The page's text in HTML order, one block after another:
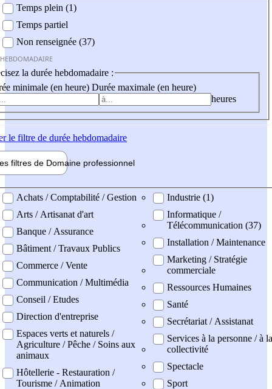
Temps plein (1)
Temps partiel
Non renseignée (37)
la durée hebdomadaire :
minimale (en heure) Durée maximale (en heure)
heures
le filtre de durée hebdomadaire
filtres de Domaine professionnel
professionel
Achats / Comptabilité / Gestion
Arts / Artisanat d'art
Banque / Assurance
Bâtiment / Travaux Publics
Commerce / Vente
Communication / Multimédia
Conseil / Etudes
Direction d'entreprise
Espaces verts et naturels /
Agriculture / Pêche / Soins aux
animaux
Hôtellerie - Restauration /
Tourisme / Animation
Industrie (1)
Informatique /
Télécommunication (37)
Installation / Maintenance
Marketing / Stratégie
commerciale
Ressources Humaines
Santé
Secrétariat / Assistanat
Services à la personne / à la
collectivité
Spectacle
Sport